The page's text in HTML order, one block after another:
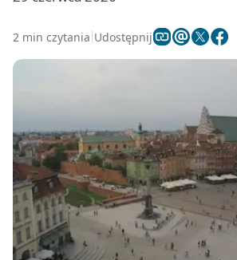
2 min czytania Udostępnij